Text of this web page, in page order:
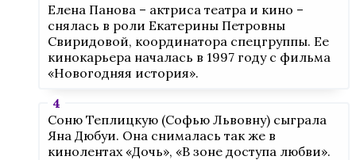
Елена Панова – актриса театра и кино –
снялась в роли Екатерины Петровны
Свиридовой, координатора спецгруппы. Ее
кинокарьера началась в 1997 году с фильма
«Новогодняя история».
Соню Теплицкую (Софью Львовну) сыграла
Яна Дюбуи. Она снималась так же в
кинолентах «Дочь», «В зоне доступа любви».